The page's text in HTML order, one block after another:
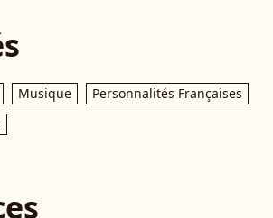
Musique
Personnalités Françaises